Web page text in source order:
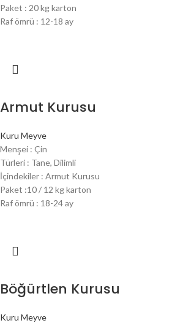
Paket : 20 kg karton
Raf ömrü : 12-18 ay
Armut Kurusu
Kuru Meyve
Menşei : Çin
Türleri : Tane, Dilimli
İçindekiler : Armut Kurusu
Paket :10 / 12 kg karton
Raf ömrü : 18-24 ay
Böğürtlen Kurusu
Kuru Meyve